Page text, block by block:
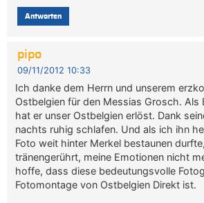
Antworten
pipo
09/11/2012 10:33
Ich danke dem Herrn und unserem
Ostbelgien für den Messias Grosch. Als
hat er unser Ostbelgien erlöst. Dank
nachts ruhig schlafen. Und als ich ihn
Foto weit hinter Merkel bestaunen
tränengerührt, meine Emotionen nicht
hoffe, dass diese bedeutungsvolle
Fotomontage von Ostbelgien Direkt ist.